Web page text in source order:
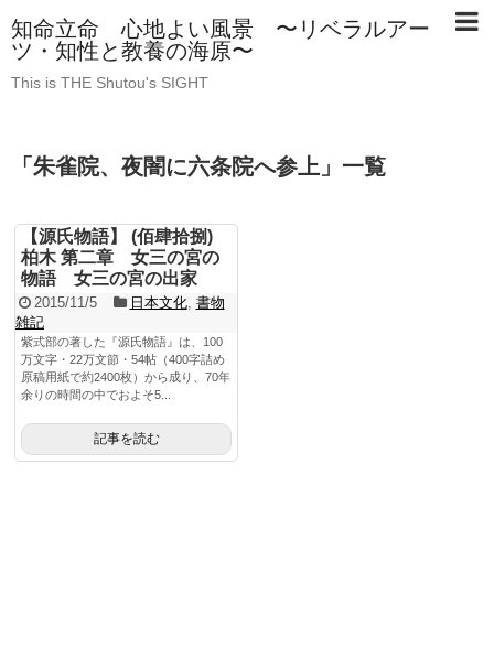
知命立命 心地よい風景 〜リベラルアー
ツ・知性と教養の海原〜
This is THE Shutou's SIGHT
「 朱雀院、夜闇に六条院へ参上 」 一覧
【源氏物語】 (佰肆拾捌)
柏木 第二章 女三の宮の
物語 女三の宮の出家
2015/11/5 日本文化, 書物
雑記
紫式部の著した『源氏物語』は、100
万文字・22万文節・54帖（400字詰め
原稿用紙で約2400枚）から成り、70年
余りの時間の中でおよそ5...
記事を読む